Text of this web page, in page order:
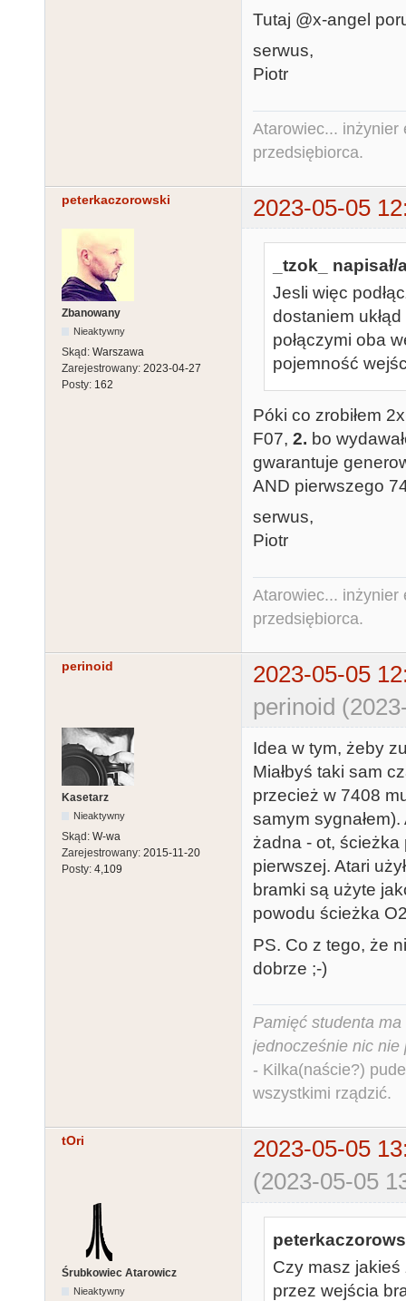
Tutaj @x-angel
serwus,
Piotr
Atarowiec... inżynier
przedsiębiorca.
peterkaczorowski 2023-05-05
Zbanowany
Nieaktywny
Skąd: Warszawa
Zarejestrowany: 2023-04-27
Posty: 162
_tzok_ napisał/
Jesli więc
dostaniem
połączymi oba
pojemność
Póki co zrobiłem
F07, 2. bo
gwarantuje
AND pierwszego
serwus,
Piotr
Atarowiec... inżynier
przedsiębiorca.
perinoid
2023-05-05
perinoid
Kasetarz
Nieaktywny
Skąd: W-wa
Zarejestrowany: 2015-11-20
Posty: 4,109
Idea w tym, żeby
Miałbyś taki sam
przecież w 7408
samym
żadna - ot,
pierwszej. Atari
bramki są użyte
powodu ścieżka
PS. Co z tego, że
dobrze ;-)
Pamięć studenta
jednocześnie nic nie
- Kilka(naście?)
wszystkimi rządzić.
tOri
2023-05-05
(2023-05-05
Śrubkowiec Atarowicz
Nieaktywny
Czy masz
przez wejścia